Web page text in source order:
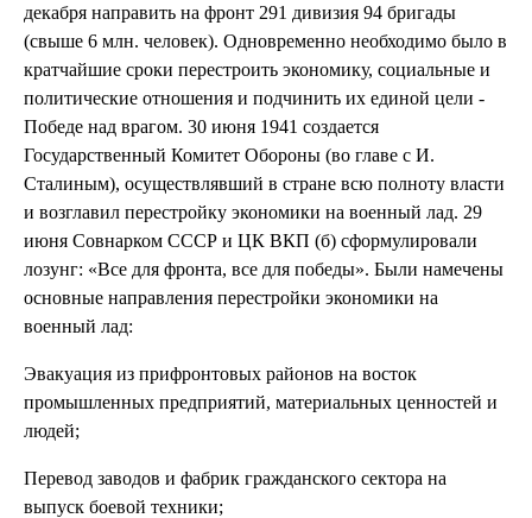
декабря направить на фронт 291 дивизия 94 бригады
(свыше 6 млн. человек). Одновременно необходимо было в
кратчайшие сроки перестроить экономику, социальные и
политические отношения и подчинить их единой цели -
Победе над врагом. 30 июня 1941 создается
Государственный Комитет Обороны (во главе с И.
Сталиным), осуществлявший в стране всю полноту власти
и возглавил перестройку экономики на военный лад. 29
июня Совнарком СССР и ЦК ВКП (б) сформулировали
лозунг: «Все для фронта, все для победы». Были намечены
основные направления перестройки экономики на
военный лад:
Эвакуация из прифронтовых районов на восток
промышленных предприятий, материальных ценностей и
людей;
Перевод заводов и фабрик гражданского сектора на
выпуск боевой техники;